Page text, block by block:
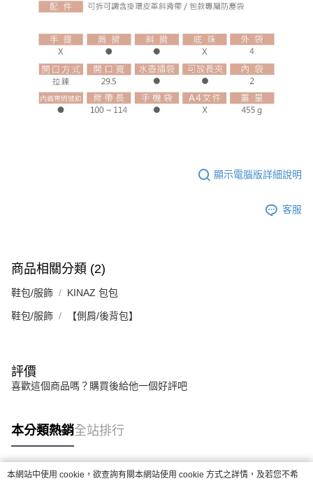
顯示電腦版詳細說明
客服
商品相關分類 (2)
鞋包/服飾 KINAZ 包包
鞋包/服飾 【側肩/後背包】
評價
喜歡這個商品嗎？購買後給他一個好評吧
本分類熱銷全站排行
本網站中使用 cookie，欲查詢有關本網站使用 cookie 方式之詳情，及若您不希